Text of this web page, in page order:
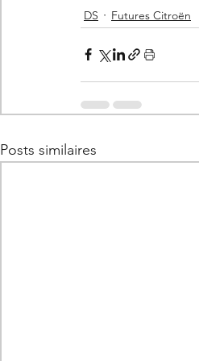
DS Futures Citroën
Posts similaires